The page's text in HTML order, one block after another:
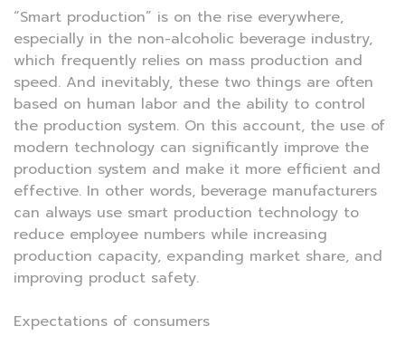
“Smart production” is on the rise everywhere,
especially in the non-alcoholic beverage industry,
which frequently relies on mass production and
speed. And inevitably, these two things are often
based on human labor and the ability to control
the production system. On this account, the use of
modern technology can significantly improve the
production system and make it more efficient and
effective. In other words, beverage manufacturers
can always use smart production technology to
reduce employee numbers while increasing
production capacity, expanding market share, and
improving product safety.
Expectations of consumers